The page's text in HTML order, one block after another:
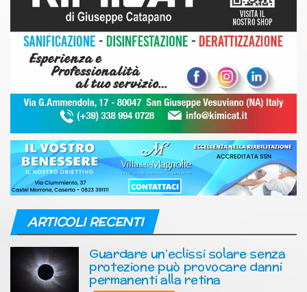
ARTICOLI RECENTI
Guardare un’eclissi solare senza
protezione può provocare danni
permanenti alla retina